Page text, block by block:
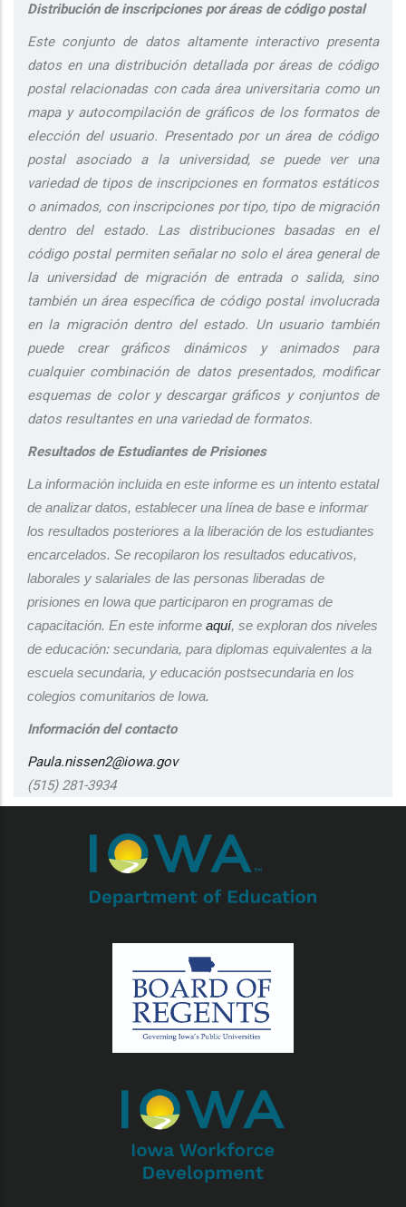
Distribución de inscripciones por áreas de código postal
Este conjunto de datos altamente interactivo presenta
datos en una distribución detallada por áreas de código
postal relacionadas con cada área universitaria como un
mapa y autocompilación de gráficos de los formatos de
elección del usuario. Presentado por un área de código
postal asociado a la universidad, se puede ver una
variedad de tipos de inscripciones en formatos estáticos
o animados, con inscripciones por tipo, tipo de migración
dentro del estado. Las distribuciones basadas en el
código postal permiten señalar no solo el área general de
la universidad de migración de entrada o salida, sino
también un área específica de código postal involucrada
en la migración dentro del estado. Un usuario también
puede crear gráficos dinámicos y animados para
cualquier combinación de datos presentados, modificar
esquemas de color y descargar gráficos y conjuntos de
datos resultantes en una variedad de formatos.
Resultados de Estudiantes de Prisiones
La información incluida en este informe es un intento estatal
de analizar datos, establecer una línea de base e informar
los resultados posteriores a la liberación de los estudiantes
encarcelados. Se recopilaron los resultados educativos,
laborales y salariales de las personas liberadas de
prisiones en Iowa que participaron en programas de
capacitación. En este informe aquí, se exploran dos niveles
de educación: secundaria, para diplomas equivalentes a la
escuela secundaria, y educación postsecundaria en los
colegios comunitarios de Iowa.
Información del contacto
Paula.nissen2@iowa.gov
(515) 281-3934